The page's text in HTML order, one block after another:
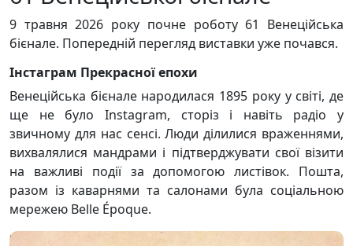
9 травня 2026 року почне роботу 61 Венеційська
бієнале. Попередній перегляд виставки уже почався.
Інстаграм Прекрасної епохи
Венеційська бієнале народилася 1895 року у світі, де
ще не було Instagram, сторіз і навіть радіо у
звичному для нас сенсі. Люди ділилися враженнями,
вихвалялися мандрами і підтверджувати свої візити
на важливі події за допомогою листівок. Пошта,
разом із каварнями та салонами була соціальною
мережею Belle Époque.